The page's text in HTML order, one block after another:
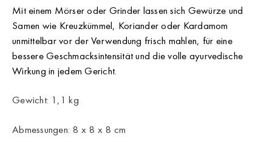
Mit einem Mörser oder Grinder lassen sich Gewürze und
Samen wie Kreuzkümmel, Koriander oder Kardamom
unmittelbar vor der Verwendung frisch mahlen, für eine
bessere Geschmacksintensität und die volle ayurvedische
Wirkung in jedem Gericht.
Gewicht: 1,1 kg
Abmessungen: 8 x 8 x 8 cm